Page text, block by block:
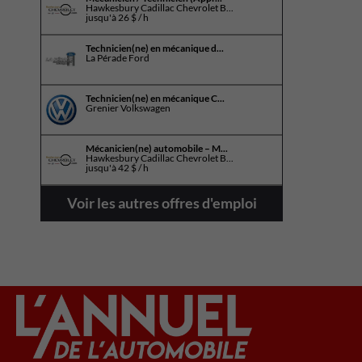
Hawkesbury Cadillac Chevrolet B...
jusqu'à26 $ / h
Technicien(ne) en mécanique d...
La Pérade Ford
Technicien(ne) en mécanique C...
Grenier Volkswagen
Mécanicien(ne) automobile – M...
Hawkesbury Cadillac Chevrolet B...
jusqu'à42 $ / h
Voir les autres offres d'emploi